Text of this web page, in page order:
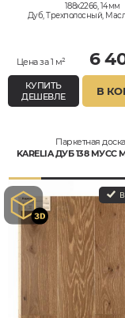
188x2266, 14мм
Дуб, Трехполосный,
Цена за 1 м² 6
КУПИТЬ
ДЕШЕВЛЕ
В
Паркетная доска
KARELIA ДУБ 138 МУСС